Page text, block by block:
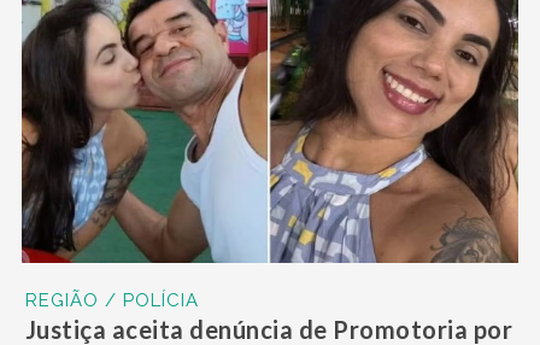
REGIÃO / POLÍCIA
Justiça aceita denúncia de Promotoria por